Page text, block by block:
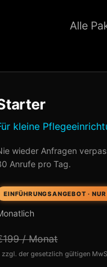
Alle
kleine
wieder Anfragen
Anrufe pro Tag.
EINFÜHRUNGSANGEBOT ·
/ Monat
zzgl. der gesetzlich gültigen